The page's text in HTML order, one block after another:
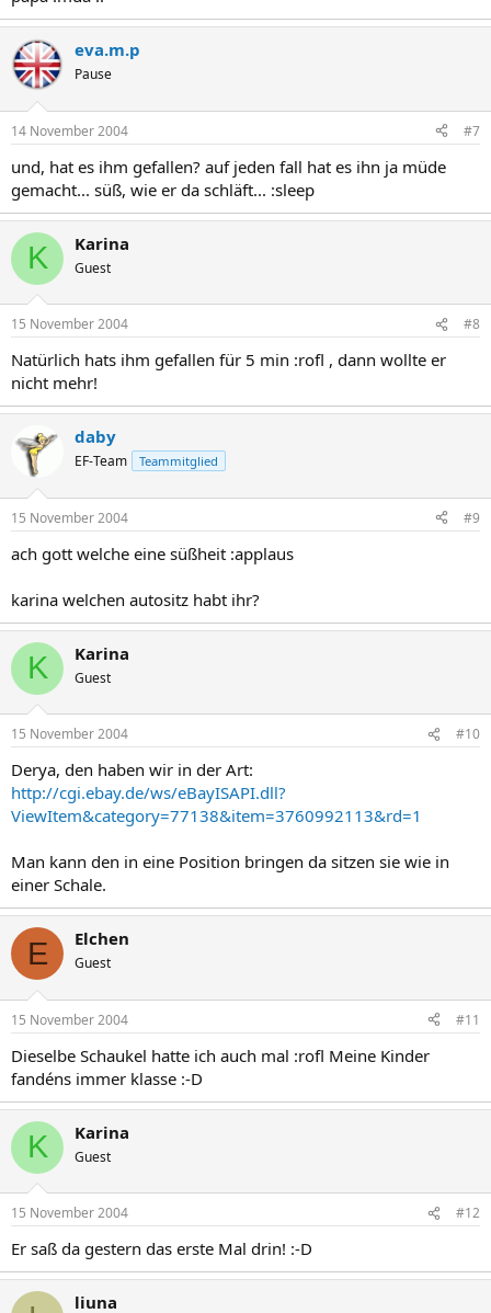
eva.m.p
Pause
14 November 2004 #7
und, hat es ihm gefallen? auf jeden fall hat es ihn ja müde
gemacht... süß, wie er da schläft... :sleep
K Karina
Guest
15 November 2004 #8
Natürlich hats ihm gefallen für 5 min :rofl , dann wollte er
nicht mehr!
daby
EF-Team Teammitglied
15 November 2004 #9
ach gott welche eine süßheit :applaus
karina welchen autositz habt ihr?
K Karina
Guest
15 November 2004 #10
Derya, den haben wir in der Art:
http://cgi.ebay.de/ws/eBayISAPI.dll?
ViewItem&category=77138&item=3760992113&rd=1
Man kann den in eine Position bringen da sitzen sie wie in
einer Schale.
E Elchen
Guest
15 November 2004 #11
Dieselbe Schaukel hatte ich auch mal :rofl Meine Kinder
fandéns immer klasse :-D
K Karina
Guest
15 November 2004 #12
Er saß da gestern das erste Mal drin! :-D
liuna